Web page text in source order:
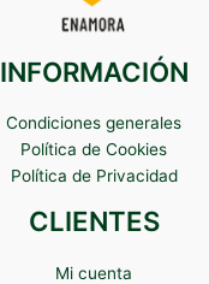
INFORMACIÓN
Condiciones generales
Política de Cookies
Política de Privacidad
CLIENTES
Mi cuenta